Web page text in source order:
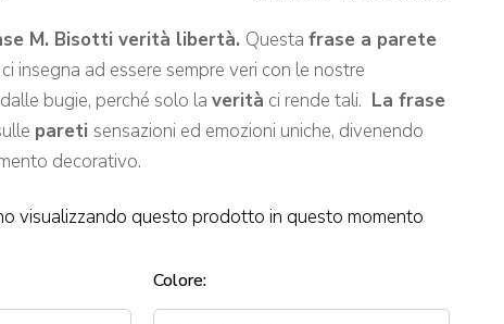
M. Bisotti verità libertà. Questa frase a parete
ci insegna ad essere sempre veri con le nostre
bugie, perché solo la verità ci rende tali. La frase
pareti sensazioni ed emozioni uniche, divenendo
decorativo.
visualizzando questo prodotto in questo momento
Colore: